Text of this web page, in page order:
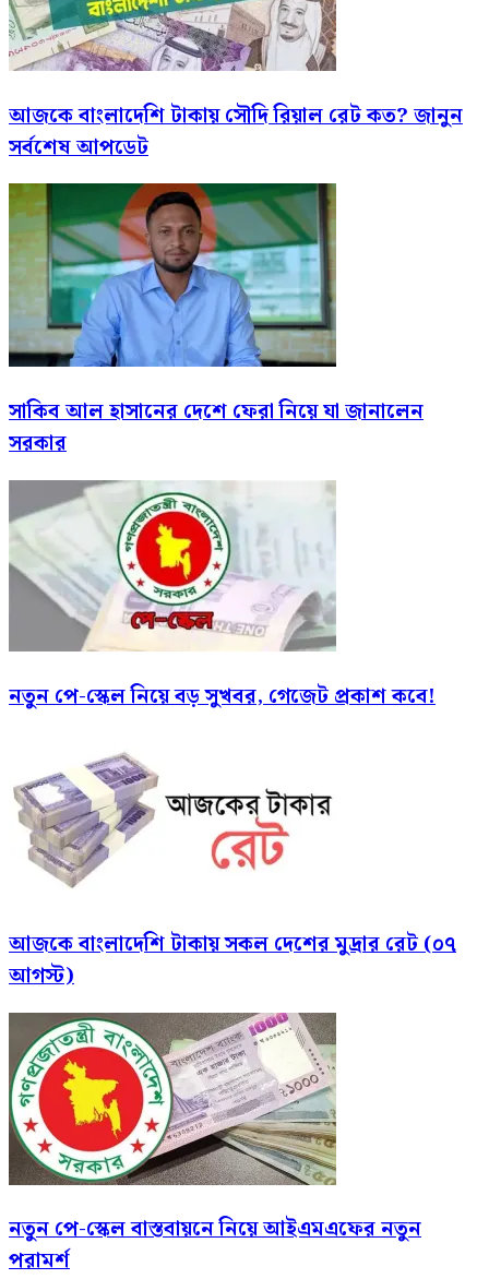
আজকে বাংলাদেশি টাকায় সৌদি রিয়াল রেট কত? জানুন
সর্বশেষ আপডেট
সাকিব আল হাসানের দেশে ফেরা নিয়ে যা জানালেন
সরকার
নতুন পে-স্কেল নিয়ে বড় সুখবর, গেজেট প্রকাশ কবে!
আজকে বাংলাদেশি টাকায় সকল দেশের মুদ্রার রেট (০৭
আগস্ট)
নতুন পে-স্কেল বাস্তবায়নে নিয়ে আইএমএফের নতুন
পরামর্শ